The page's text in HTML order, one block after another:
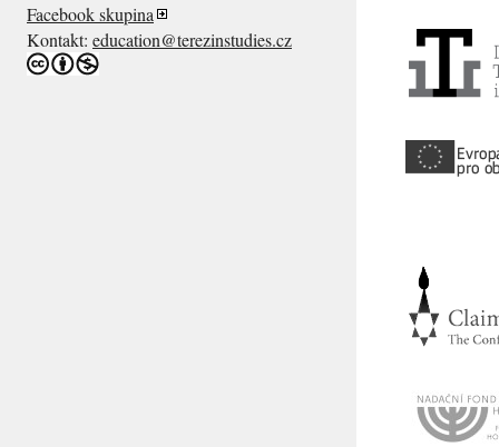
Facebook skupina
Kontakt: education@terezinstudies.cz